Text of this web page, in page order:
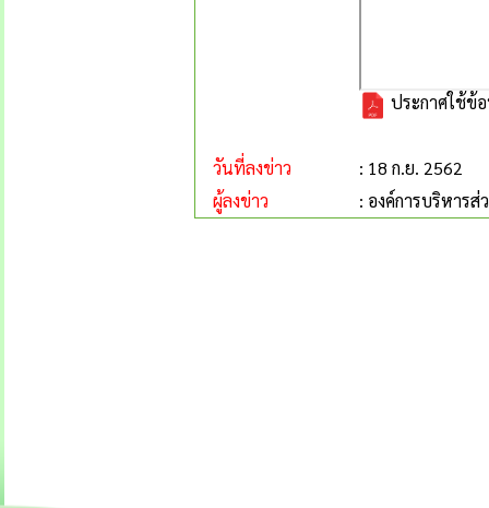
ประกาศใช้ข้
วันที่ลงข่าว
: 18 ก.ย. 2562
ผู้ลงข่าว
: องค์การบริหาร